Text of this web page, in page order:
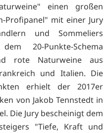
einen großen
Profipanel" mit einer Jury
und Sommeliers
20-Punkte-Schema
rote Naturweine aus
und Italien. Die
erhielt der 2017er
von Jakob Tennstedt in
Die Jury bescheinigt dem
"Tiefe, Kraft und